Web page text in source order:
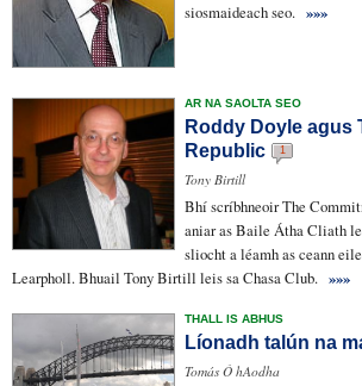
siosmaideachseo. »»»
AR NA SAOLTA SEO
Roddy Doyle agus
Republic
1
Tony Birtill
Bhí scríbhneoir The
aniar as Baile Átha Cliath
sliocht a léamh as ceann
Learpholl. Bhuail Tony Birtill leis sa Chasa Club. »»»
THALL IS ABHUS
Líonadh talún na
Tomás Ó hAodha